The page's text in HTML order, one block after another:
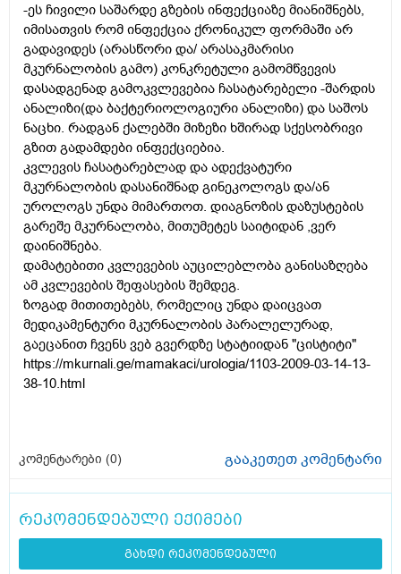
-ეს ჩივილი საშარდე გზების ინფექციაზე მიანიშნებს,
იმისათვის რომ ინფექცია ქრონიკულ ფორმაში არ
გადავიდეს (არასწორი და/ არასაკმარისი
მკურნალობის გამო) კონკრეტული გამომწვევის
დასადგენად გამოკვლევებია ჩასატარებელი -შარდის
ანალიზი(და ბაქტერიოლოგიური ანალიზი) და საშოს
ნაცხი. რადგან ქალებში მიზეზი ხშირად სქესობრივი
გზით გადამდები ინფექციებია.
კვლევის ჩასატარებლად და ადექვატური
მკურნალობის დასანიშნად გინეკოლოგს და/ან
უროლოგს უნდა მიმართოთ. დიაგნოზის დაზუსტების
გარეშე მკურნალობა, მითუმეტეს საიტიდან ,ვერ
დაინიშნება.
დამატებითი კვლევების აუცილებლობა განისაზღება
ამ კვლევების შეფასების შემდეგ.
ზოგად მითითებებს, რომელიც უნდა დაიცვათ
მედიკამენტური მკურნალობის პარალელურად,
გაეცანით ჩვენს ვებ გვერდზე სტატიიდან "ცისტიტი"
https://mkurnali.ge/mamakaci/urologia/1103-2009-03-14-13-
38-10.html
კომენტარები (0) გააკეთეთ კომენტარი
რეკომენდებული ექიმები
გახდი რეკომენდებული